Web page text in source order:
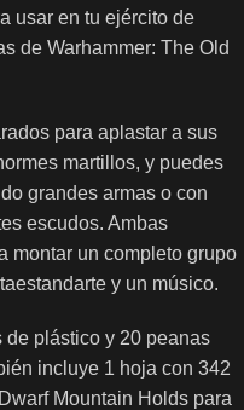
usar en tu ejército de
de Warhammer: The Old
para aplastar a sus
martillos, y puedes
grandes armas o con
escudos. Ambas
montar un completo grupo
y un músico.
de plástico y 20 peanas
incluye 1 hoja con 342
Mountain Holds para